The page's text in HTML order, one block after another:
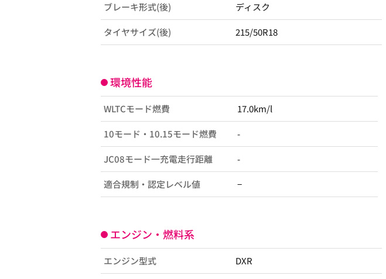
ブレーキ形式(後) ディスク
タイヤサイズ(後) 215/50R18
環境性能
WLTCモード燃費 17.0km/l
10モード・10.15モード燃費 -
JC08モード一充電走行距離 -
適合規制・認定レベル値 −
エンジン・燃料系
エンジン型式 DXR